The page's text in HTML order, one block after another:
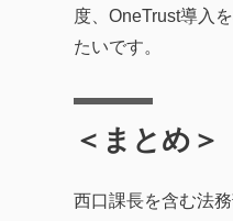
度、OneTrust導入
たいです。
＜まとめ＞
西口課長を含む法